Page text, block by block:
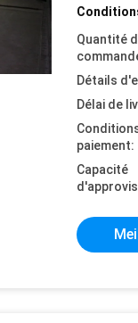
Quantité
Détails
Délai de
paiement:
Capacité